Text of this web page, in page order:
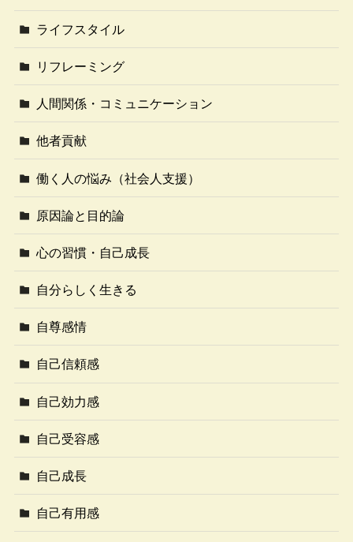
ライフスタイル
リフレーミング
人間関係・コミュニケーション
他者貢献
働く人の悩み（社会人支援）
原因論と目的論
心の習慣・自己成長
自分らしく生きる
自尊感情
自己信頼感
自己効力感
自己受容感
自己成長
自己有用感